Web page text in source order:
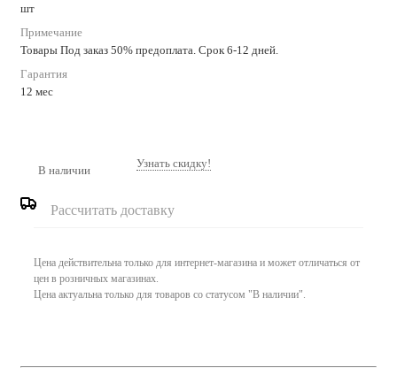
шт
Примечание
Товары Под заказ 50% предоплата. Срок 6-12 дней.
Гарантия
12 мес
В наличии Узнать скидку!
Рассчитать доставку
Цена действительна только для интернет-магазина и может отличаться от
цен в розничных магазинах.
Цена актуальна только для товаров со статусом "В наличии".